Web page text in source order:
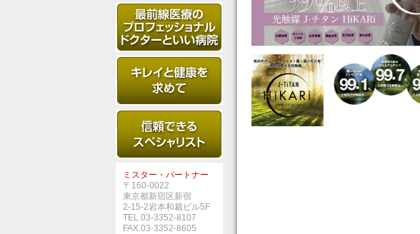
ミスター・パートナー
〒160-0022
東京都新宿区新宿
2-15-2岩本和裁ビル5F
TEL.03-3352-8107
FAX.03-3352-8605